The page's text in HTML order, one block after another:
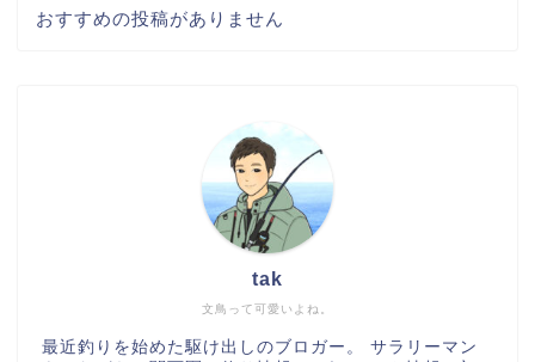
おすすめの投稿がありません
文鳥って可愛いよね。
tak
最近釣りを始めた駆け出しのブロガー。 サラリーマン